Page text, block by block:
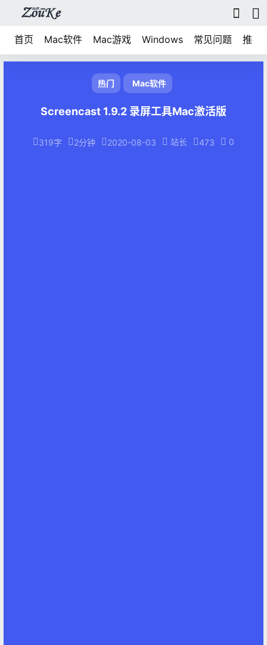
首页 Mac软件 Mac游戏 Windows 常见问题 推荐
热门 Mac软件
Screencast 1.9.2 录屏工具Mac激活版
319字 2分钟 2020-08-03 站长 473 0